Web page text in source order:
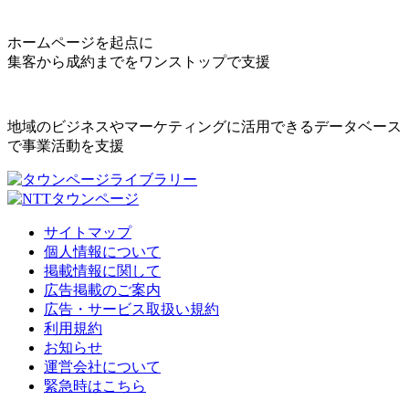
ホームページを起点に
集客から成約までをワンストップで支援
地域のビジネスやマーケティングに活用できるデータベース
で事業活動を支援
サイトマップ
個人情報について
掲載情報に関して
広告掲載のご案内
広告・サービス取扱い規約
利用規約
お知らせ
運営会社について
緊急時はこちら